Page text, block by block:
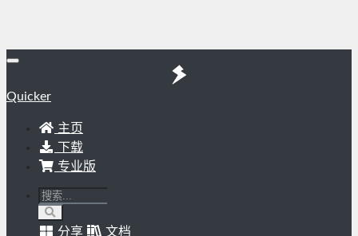
Quicker
主页
下载
专业版
分享
文档